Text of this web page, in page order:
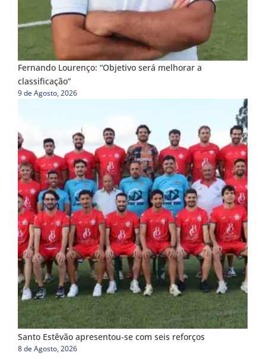
Fernando Lourenço: “Objetivo será melhorar a
classificação”
9 de Agosto, 2026
Santo Estêvão apresentou-se com seis reforços
8 de Agosto, 2026